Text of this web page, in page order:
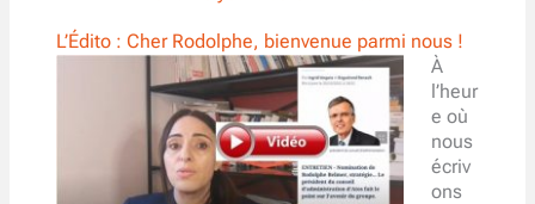
L’Édito : Cher Rodolphe, bienvenue parmi nous !
À
l’heur
e où
nous
écriv
ons